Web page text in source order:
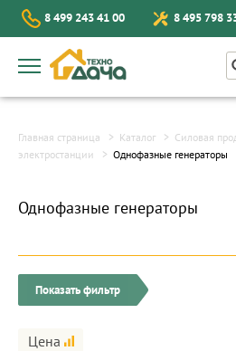
8 499 243 41 00 8 495 798
Главная страница Каталог Силовая
электростанции
Однофазные генераторы
Однофазные генераторы
Показать фильтр
Цена